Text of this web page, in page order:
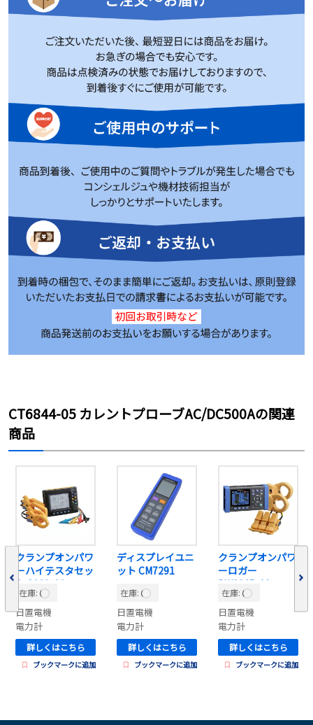
CT6844-05 カレントプローブAC/DC500Aの関連
商品
クランプオンパワ
ーハイテスタセッ
ト 3169-01
在庫:
日置電機
電力計
詳しくはこちら
ブックマークに追加
ディスプレイユニ
ット CM7291
在庫:
日置電機
電力計
詳しくはこちら
ブックマークに追加
クランプオンパワ
ーロガー
PW3365-10
在庫:
日置電機
電力計
詳しくはこちら
ブックマークに追加